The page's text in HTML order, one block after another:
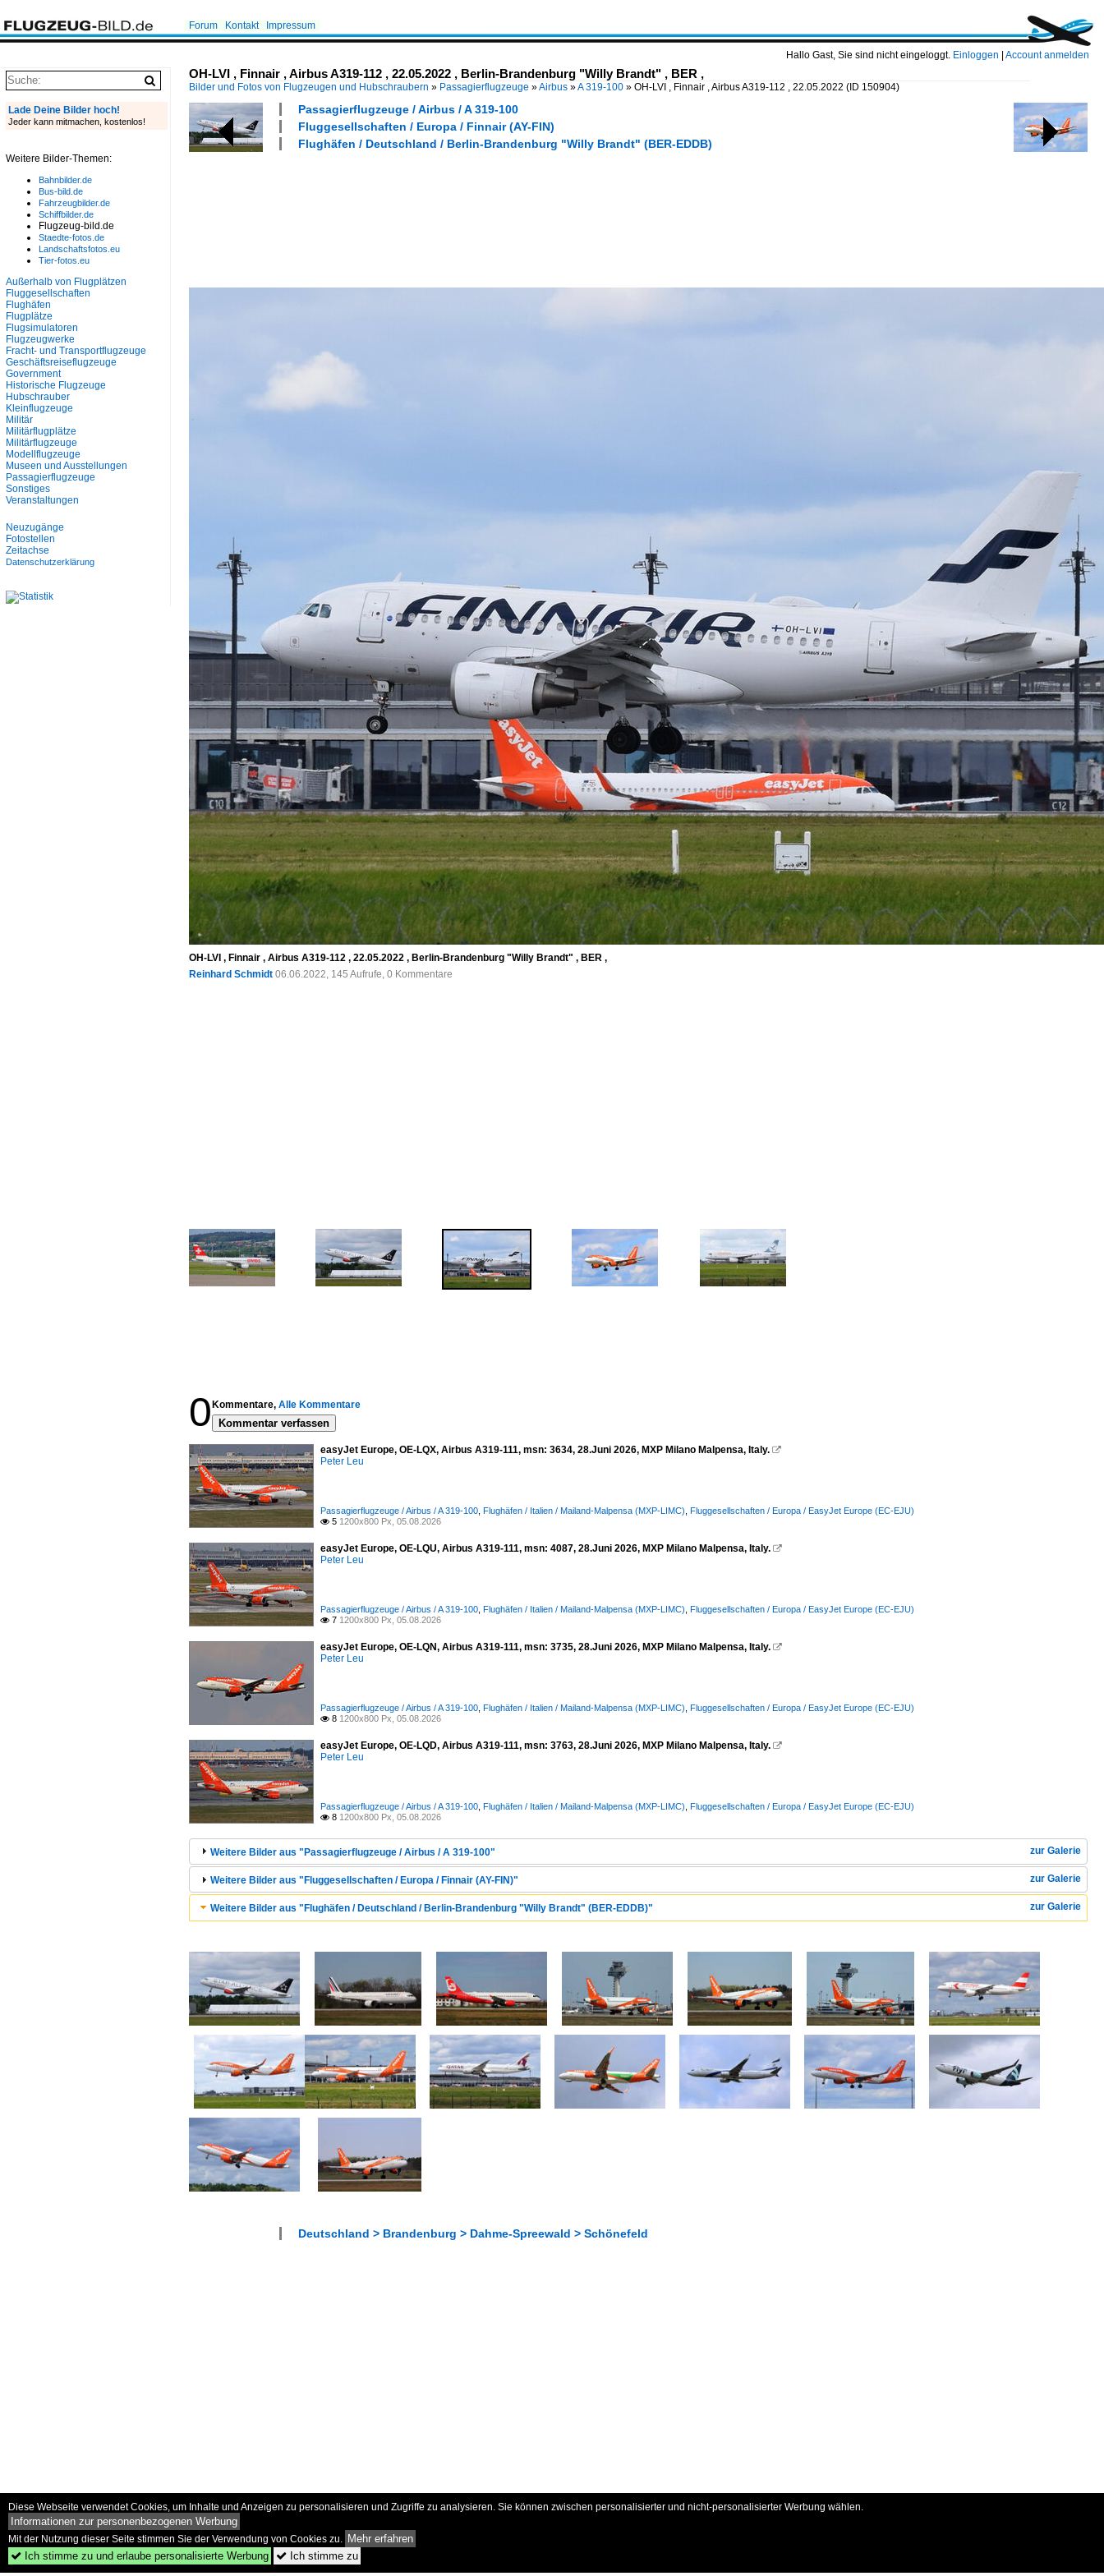
Hallo Gast, Sie sind nicht eingeloggt. Einloggen Account anmelden
Forum Kontakt Impressum
OH-LVI , Finnair , Airbus A319-112 , 22.05.2022 , Berlin-Brandenburg "Willy Brandt" , BER ,
Bilder und Fotos von Flugzeugen und Hubschraubern » Passagierflugzeuge »Airbus »A 319-100 » OH-LVI , Finnair , Airbus A319-112 , 22.05.2022 (ID 150904)
Passagierflugzeuge / Airbus / A 319-100
Fluggesellschaften / Europa / Finnair (AY-FIN)
Flughäfen / Deutschland / Berlin-Brandenburg "Willy Brandt" (BER-EDDB)
OH-LVI , Finnair , Airbus A319-112 , 22.05.2022 , Berlin-Brandenburg "Willy Brandt" , BER ,
Reinhard Schmidt 06.06.2022, 145 Aufrufe, 0 Kommentare
0 Kommentare, Alle Kommentare
Kommentar verfassen
easyJet Europe, OE-LQX, Airbus A319-111, msn: 3634, 28.Juni 2026, MXP Milano Malpensa, Italy. 
Peter Leu
Passagierflugzeuge / Airbus / A 319-100 Flughäfen / Italien / Mailand-Malpensa (MXP-LIMC) Fluggesellschaften / Europa / EasyJet Europe (EC-EJU)
 5 1200x800 Px, 05.08.2026
easyJet Europe, OE-LQU, Airbus A319-111, msn: 4087, 28.Juni 2026, MXP Milano Malpensa, Italy. 
Peter Leu
Passagierflugzeuge / Airbus / A 319-100 Flughäfen / Italien / Mailand-Malpensa (MXP-LIMC) Fluggesellschaften / Europa / EasyJet Europe (EC-EJU)
 7 1200x800 Px, 05.08.2026
easyJet Europe, OE-LQN, Airbus A319-111, msn: 3735, 28.Juni 2026, MXP Milano Malpensa, Italy. 
Peter Leu
Passagierflugzeuge / Airbus / A 319-100 Flughäfen / Italien / Mailand-Malpensa (MXP-LIMC) Fluggesellschaften / Europa / EasyJet Europe (EC-EJU)
 8 1200x800 Px, 05.08.2026
easyJet Europe, OE-LQD, Airbus A319-111, msn: 3763, 28.Juni 2026, MXP Milano Malpensa, Italy. 
Peter Leu
Passagierflugzeuge / Airbus / A 319-100 Flughäfen / Italien / Mailand-Malpensa (MXP-LIMC) Fluggesellschaften / Europa / EasyJet Europe (EC-EJU)
 8 1200x800 Px, 05.08.2026
zur Galerie
Weitere Bilder aus "Passagierflugzeuge / Airbus / A 319-100"
zur Galerie
Weitere Bilder aus "Fluggesellschaften / Europa / Finnair (AY-FIN)"
zur Galerie
Weitere Bilder aus "Flughäfen / Deutschland / Berlin-Brandenburg "Willy Brandt" (BER-EDDB)"
Deutschland > Brandenburg > Dahme-Spreewald > Schönefeld
Lade Deine Bilder hoch!
Jeder kann mitmachen, kostenlos!
Weitere Bilder-Themen:
Bahnbilder.de
Bus-bild.de
Fahrzeugbilder.de
Schiffbilder.de
Flugzeug-bild.de
Staedte-fotos.de
Landschaftsfotos.eu
Tier-fotos.eu
Außerhalb von Flugplätzen
Fluggesellschaften
Flughäfen
Flugplätze
Flugsimulatoren
Flugzeugwerke
Fracht- und Transportflugzeuge
Geschäftsreiseflugzeuge
Government
Historische Flugzeuge
Hubschrauber
Kleinflugzeuge
Militär
Militärflugplätze
Militärflugzeuge
Modellflugzeuge
Museen und Ausstellungen
Passagierflugzeuge
Sonstiges
Veranstaltungen
Neuzugänge
Fotostellen
Zeitachse
Datenschutzerklärung
Diese Webseite verwendet Cookies, um Inhalte und Anzeigen zu personalisieren und Zugriffe zu analysieren. Sie können zwischen personalisierter und nicht-personalisierter Werbung wählen.
Informationen zur personenbezogenen Werbung
Mit der Nutzung dieser Seite stimmen Sie der Verwendung von Cookies zu. Mehr erfahren
 Ich stimme zu und erlaube personalisierte Werbung  Ich stimme zu